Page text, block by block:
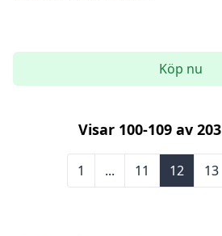
Köp nu
Visar 100-109 av 203
1 ... 11 12 13